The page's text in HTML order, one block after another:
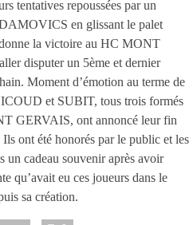
tentatives repoussées par un
en glissant le palet
la victoire au HC MONT
disputer un 5ème et dernier
Moment d’émotion au terme de
et SUBIT, tous trois formés
GERVAIS, ont annoncé leur fin
Ils ont été honorés par le public et les
un cadeau souvenir après avoir
qu’avait eu ces joueurs dans le
sa création.